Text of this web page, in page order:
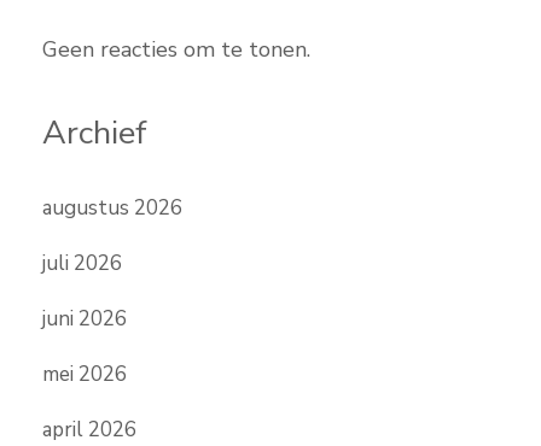
Geen reacties om te tonen.
Archief
augustus 2026
juli 2026
juni 2026
mei 2026
april 2026